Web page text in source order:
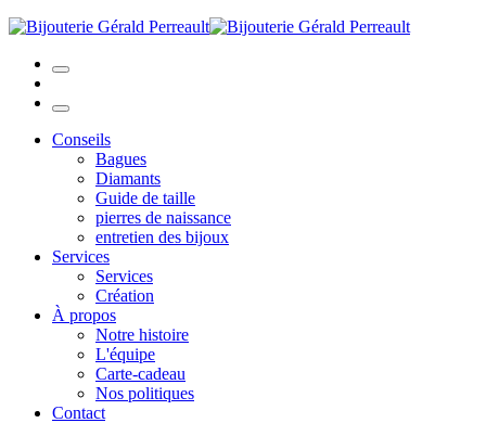
Conseils
Bagues
Diamants
Guide de taille
pierres de naissance
entretien des bijoux
Services
Services
Création
À propos
Notre histoire
L'équipe
Carte-cadeau
Nos politiques
Contact